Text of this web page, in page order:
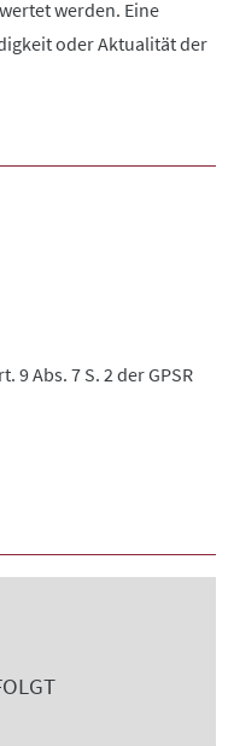
werden. Eine
oder Aktualität der
Abs. 7 S. 2 der GPSR